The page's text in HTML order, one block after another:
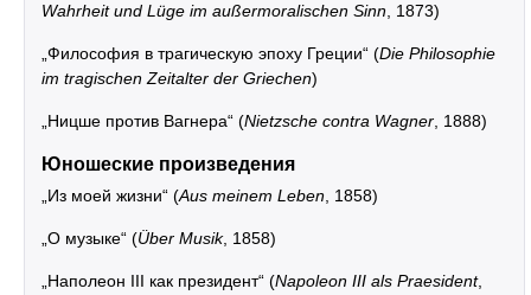
Wahrheit und Lüge im außermoralischen Sinn, 1873)
„Философия в трагическую эпоху Греции“ (Die Philosophie
im tragischen Zeitalter der Griechen)
„Ницше против Вагнера“ (Nietzsche contra Wagner, 1888)
Юношеские произведения
„Из моей жизни“ (Aus meinem Leben, 1858)
„О музыке“ (Über Musik, 1858)
„Наполеон III как президент“ (Napoleon III als Praesident,